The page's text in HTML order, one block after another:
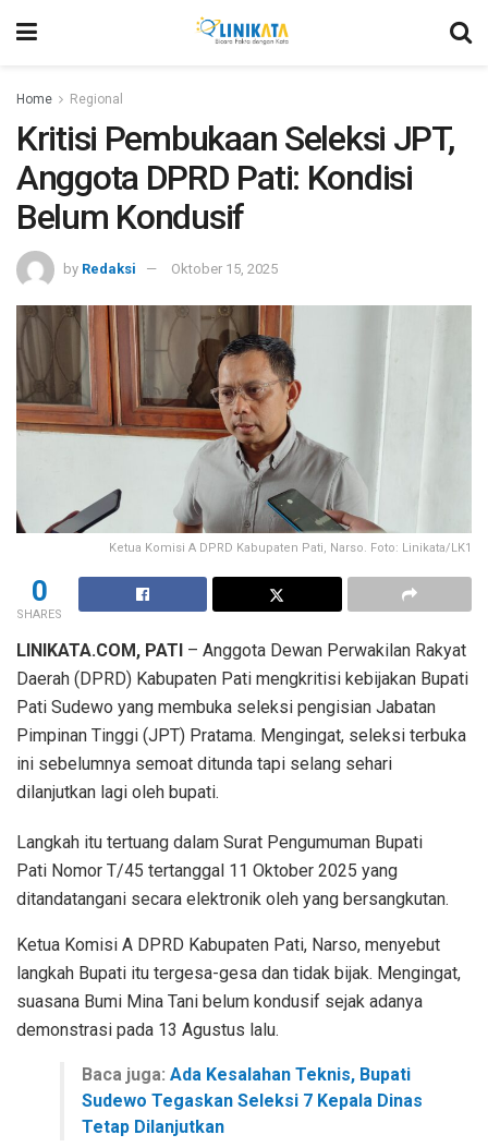
Home Regional
Kritisi Pembukaan Seleksi JPT,
Anggota DPRD Pati: Kondisi
Belum Kondusif
by Redaksi Oktober 15, 2025
Ketua Komisi A DPRD Kabupaten Pati, Narso. Foto: Linikata/LK1
0
SHARES
LINIKATA.COM, PATI – Anggota Dewan Perwakilan Rakyat
Daerah (DPRD) Kabupaten Pati mengkritisi kebijakan Bupati
Pati Sudewo yang membuka seleksi pengisian Jabatan
Pimpinan Tinggi (JPT) Pratama. Mengingat, seleksi terbuka
ini sebelumnya semoat ditunda tapi selang sehari
dilanjutkan lagi oleh bupati.
Langkah itu tertuang dalam Surat Pengumuman Bupati
Pati Nomor T/45 tertanggal 11 Oktober 2025 yang
ditandatangani secara elektronik oleh yang bersangkutan.
Ketua Komisi A DPRD Kabupaten Pati, Narso, menyebut
langkah Bupati itu tergesa-gesa dan tidak bijak. Mengingat,
suasana Bumi Mina Tani belum kondusif sejak adanya
demonstrasi pada 13 Agustus lalu.
Baca juga: Ada Kesalahan Teknis, Bupati
Sudewo Tegaskan Seleksi 7 Kepala Dinas
Tetap Dilanjutkan